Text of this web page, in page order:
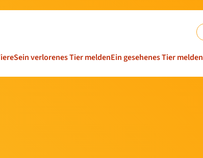
Sein verlorenes Tier meldenEin gesehenes Tier melden